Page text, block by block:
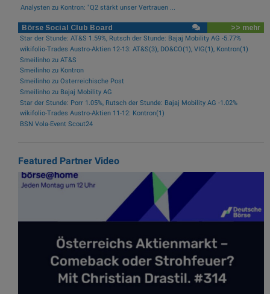
Analysten zu Kontron: "Q2 stärkt unser Vertrauen ...
Börse Social Club Board >> mehr
Star der Stunde: AT&S 1.59%, Rutsch der Stunde: Bajaj Mobility AG -5.77%
wikifolio-Trades Austro-Aktien 12-13: AT&S(3), DO&CO(1), VIG(1), Kontron(1)
Smeilinho zu AT&S
Smeilinho zu Kontron
Smeilinho zu Österreichische Post
Smeilinho zu Bajaj Mobility AG
Star der Stunde: Porr 1.05%, Rutsch der Stunde: Bajaj Mobility AG -1.02%
wikifolio-Trades Austro-Aktien 11-12: Kontron(1)
BSN Vola-Event Scout24
Featured Partner Video